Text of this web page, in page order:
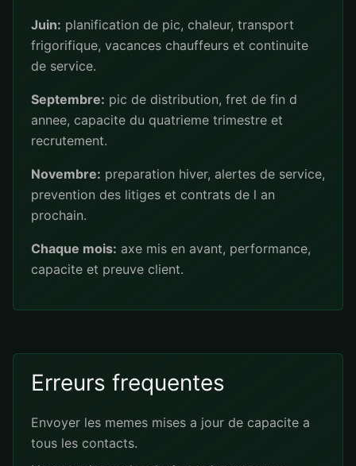
Juin: planification de pic, chaleur, transport
frigorifique, vacances chauffeurs et continuite
de service.
Septembre: pic de distribution, fret de fin d
annee, capacite du quatrieme trimestre et
recrutement.
Novembre: preparation hiver, alertes de service,
prevention des litiges et contrats de l an
prochain.
Chaque mois: axe mis en avant, performance,
capacite et preuve client.
Erreurs frequentes
Envoyer les memes mises a jour de capacite a
tous les contacts.